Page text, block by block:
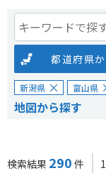
都道府県
新潟県 富山県
地図から探す
検索結果 290 件